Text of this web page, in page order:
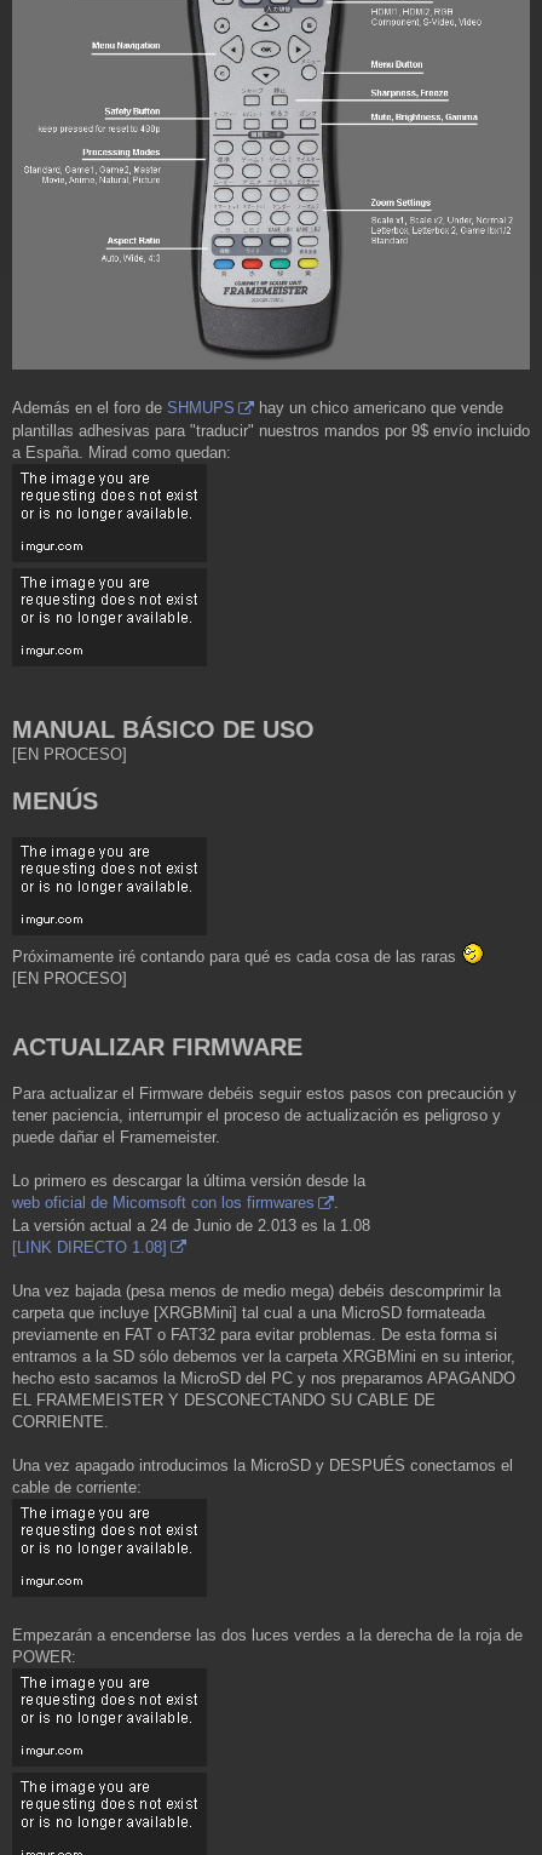
Además en el foro de SHMUPS
hay un chico americano que vende
plantillas adhesivas para "traducir" nuestros mandos por 9$ envío incluido
a España. Mirad como quedan:
MANUAL BÁSICO DE USO
[EN PROCESO]
MENÚS
Próximamente iré contando para qué es cada cosa de las raras
[EN PROCESO]
ACTUALIZAR FIRMWARE
Para actualizar el Firmware debéis seguir estos pasos con precaución y
tener paciencia, interrumpir el proceso de actualización es peligroso y
puede dañar el Framemeister.
Lo primero es descargar la última versión desde la
web oficial de Micomsoft con los firmwares
La versión actual a 24 de Junio de 2.013 es la 1.08
[LINK DIRECTO 1.08]
Una vez bajada (pesa menos de medio mega) debéis descomprimir la
carpeta que incluye [XRGBMini] tal cual a una MicroSD formateada
previamente en FAT o FAT32 para evitar problemas. De esta forma si
entramos a la SD sólo debemos ver la carpeta XRGBMini en su interior,
hecho esto sacamos la MicroSD del PC y nos preparamos APAGANDO
EL FRAMEMEISTER Y DESCONECTANDO SU CABLE DE
CORRIENTE.
Una vez apagado introducimos la MicroSD y DESPUÉS conectamos el
cable de corriente:
Empezarán a encenderse las dos luces verdes a la derecha de la roja de
POWER: